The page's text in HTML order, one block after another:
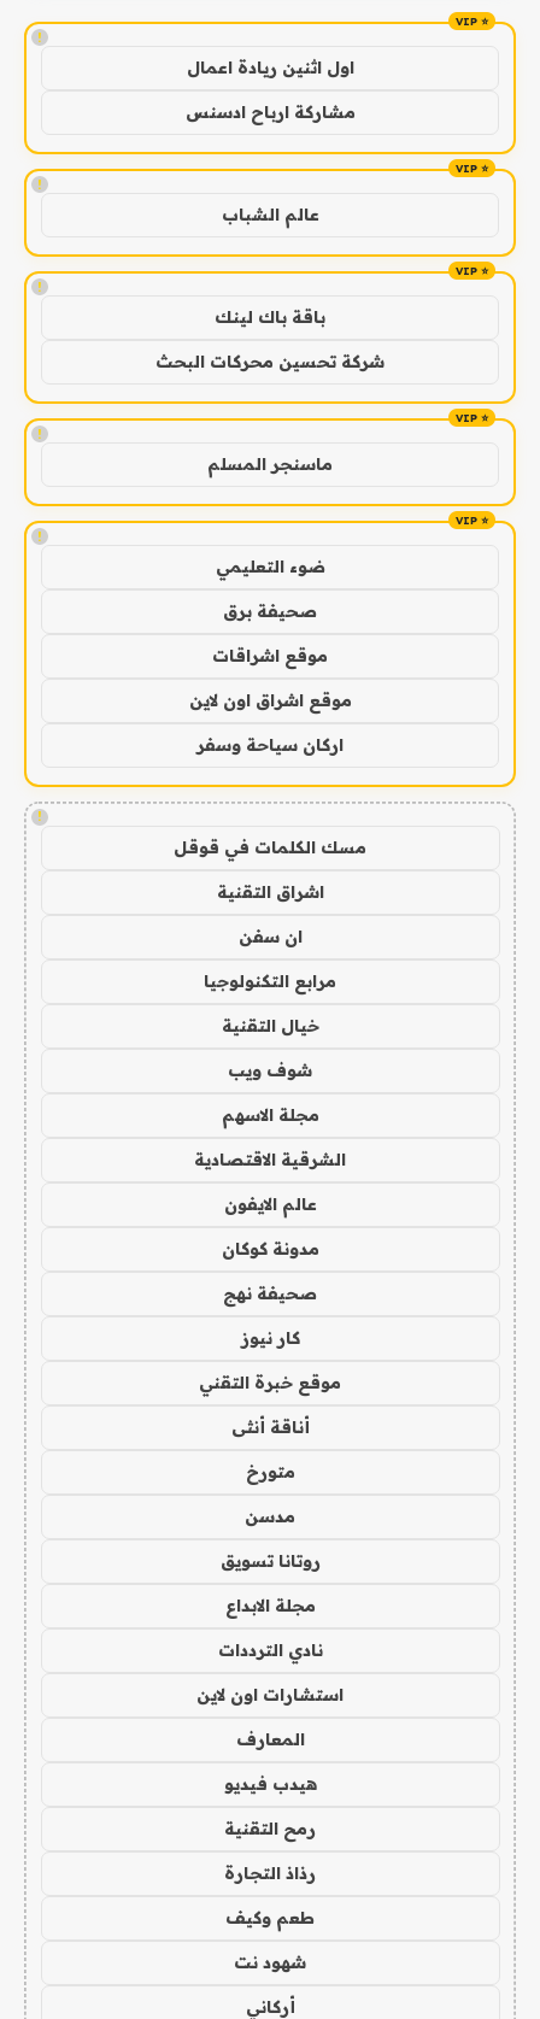
!
اول اثنين ريادة اعمال
مشاركة ارباح ادسنس
!
عالم الشباب
!
باقة باك لينك
شركة تحسين محركات البحث
!
ماسنجر المسلم
!
ضوء التعليمي
صحيفة برق
موقع اشراقات
موقع اشراق اون لاين
اركان سياحة وسفر
!
مسك الكلمات في قوقل
اشراق التقنية
ان سفن
مرابع التكنولوجيا
خيال التقنية
شوف ويب
مجلة الاسهم
الشرقية الاقتصادية
عالم الايفون
مدونة كوكان
صحيفة نهج
كار نيوز
موقع خبرة التقني
أناقة أنثى
متورخ
مدسن
روتانا تسويق
مجلة الابداع
نادي الترددات
استشارات اون لاين
المعارف
هيدب فيديو
رمح التقنية
رذاذ التجارة
طعم وكيف
شهود نت
أركاني